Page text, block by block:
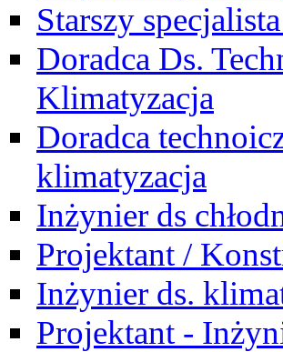
Starszy
Doradca Ds.
Klimatyzacja
Doradca
klimatyzacja
Inżynier ds
Projektant /
Inżynier ds.
Projektant -